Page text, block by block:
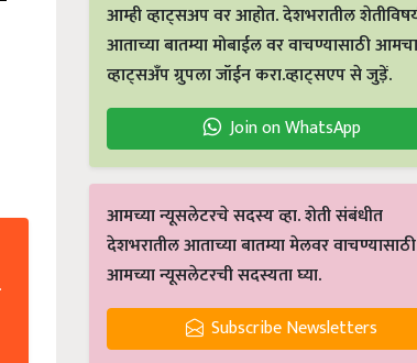
आम्ही व्हाट्सअप वर आहोत. देशभरातील
आताच्या बातम्या मोबाईल वर वाचण्यासाठी आमचा
व्हाट्सअँप ग्रुपला जॉईन करा.व्हाट्सएप से जुड़ें.
Join on WhatsApp
आमच्या न्यूसलेटरचे सदस्य व्हा. शेती संबंधीत
देशभरातील आताच्या बातम्या मेलवर वाचण्यासाठी
आमच्या न्यूसलेटरची सदस्यता घ्या.
Subscribe Newsletters